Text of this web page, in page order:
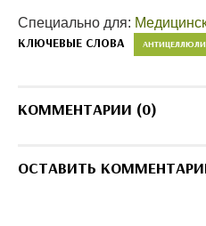
Специально для:
КЛЮЧЕВЫЕ СЛОВА
КОММЕНТАРИИ (0)
ОСТАВИТЬ